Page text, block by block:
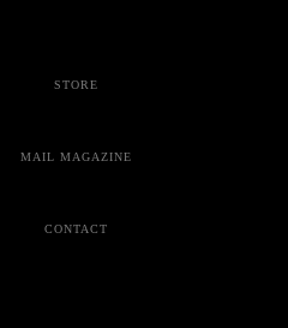
STORE
MAIL MAGAZINE
CONTACT